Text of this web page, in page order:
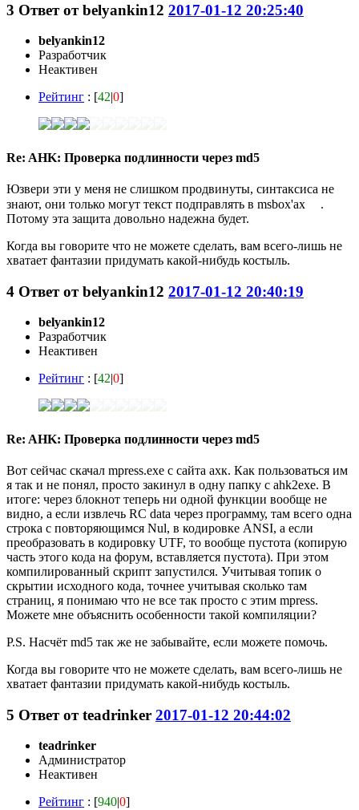
3 Ответ отbelyankin12 2017-01-12 20:25:40
belyankin12
Разработчик
Неактивен
Рейтинг : [42|0]
Re: AHK: Проверка подлинности через md5
Юзвери эти у меня не слишком продвинуты, синтаксиса не
знают, они только могут текст подправлять в msbox'ах
.
Потому эта защита довольно надежна будет.
Когда вы говорите что не можете сделать, вам всего-лишь не
хватает фантазии придумать какой-нибудь костыль.
4 Ответ отbelyankin12 2017-01-12 20:40:19
belyankin12
Разработчик
Неактивен
Рейтинг : [42|0]
Re: AHK: Проверка подлинности через md5
Вот сейчас скачал mpress.exe с сайта ахк. Как пользоваться им
я так и не понял, просто закинул в одну папку с ahk2exe. В
итоге: через блокнот теперь ни одной функции вообще не
видно, а если извлечь RC data через программу, там всего одна
строка с повторяющимся Nul, в кодировке ANSI, а если
преобразовать в кодировку UTF, то вообще пустота (копирую
часть этого кода на форум, вставляется пустота). При этом
компилированный скрипт запустился. Учитывая топик о
скрытии исходного кода, точнее учитывая сколько там
страниц, я понимаю что не все так просто с этим mpress.
Можете мне объяснить особенности такой компиляции?
P.S. Насчёт md5 так же не забывайте, если можете помочь.
Когда вы говорите что не можете сделать, вам всего-лишь не
хватает фантазии придумать какой-нибудь костыль.
5 Ответ отteadrinker 2017-01-12 20:44:02
teadrinker
Администратор
Неактивен
Рейтинг : [940|0]